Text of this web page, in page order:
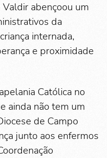
abençoou um
da
internada,
e proximidade
Católica no
ainda não tem um
de Campo
junto aos enfermos